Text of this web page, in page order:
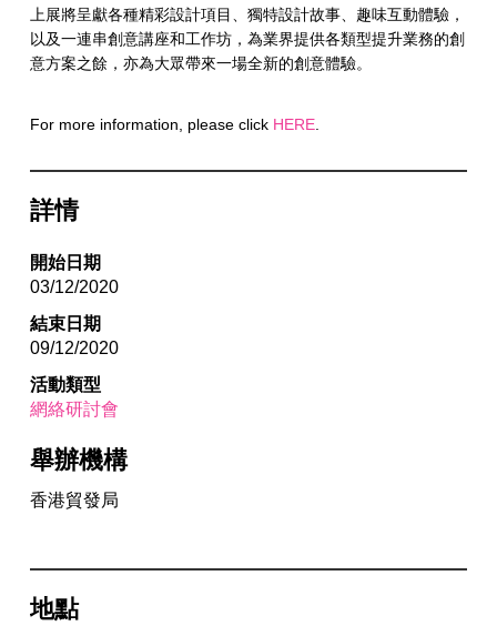
上展將呈獻各種精彩設計項目、獨特設計故事、趣味互動體驗，
以及一連串創意講座和工作坊，為業界提供各類型提升業務的創
意方案之餘，亦為大眾帶來一場全新的創意體驗。
For more information, please click HERE.
詳情
開始日期
03/12/2020
結束日期
09/12/2020
活動類型
網絡研討會
舉辦機構
香港貿發局
地點